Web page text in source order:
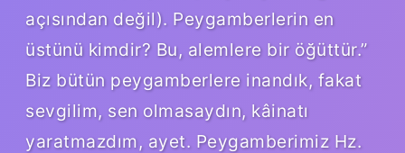
açısından değil). Peygamberlerin en
üstünü kimdir? Bu, alemlere bir öğüttür.”
Biz bütün peygamberlere inandık, fakat
sevgilim, sen olmasaydın, kâinatı
yaratmazdım, ayet. Peygamberimiz Hz.